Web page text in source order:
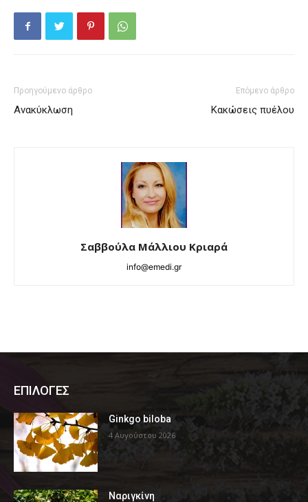
Προηγούμενο άρθρο
Ανακύκλωση
Επόμενο άρθρο
Κακώσεις πυέλου
Σαββούλα Μάλλιου Κριαρά
info@emedi.gr
ΕΠΙΛΟΓΕΣ
Ginkgo biloba
4 Αυγούστου 2026
Ναριγκίνη